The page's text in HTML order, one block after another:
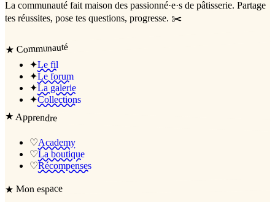
La communauté fait maison des passionné·e·s de pâtisserie. Partage
tes réussites, pose tes questions, progresse. ✂️
★ Communauté
✦Le fil
✦Le forum
✦La galerie
✦Collections
★Apprendre
♡Academy
♡La boutique
♡Récompenses
★Mon espace